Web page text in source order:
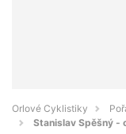
Orlové Cyklistiky
Stanislav Spěšný -